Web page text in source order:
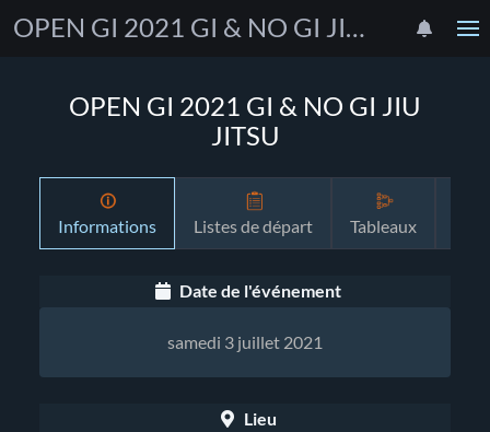
OPEN GI 2021 GI & NO GI JIU JITSU
OPEN GI 2021 GI & NO GI JIU
JITSU
Informations Listes de départ Tableaux
Date de l'événement
samedi 3 juillet 2021
Lieu